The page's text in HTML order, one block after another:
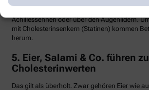
Achillessehnen oder über den Augenlidern.
mit Cholesterinsenkern (Statinen) kommen
herum.
5. Eier, Salami & Co. führen
Cholesterinwerten
Das gilt als überholt. Zwar gehören Eier wie